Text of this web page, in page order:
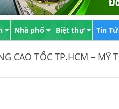
Nhà phố Biệt thự Tin
CAO TỐC TP.HCM – MỸ